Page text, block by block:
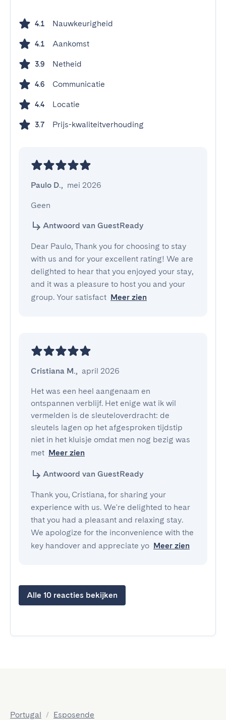
4.1 Nauwkeurigheid
4.1 Aankomst
3.9 Netheid
4.6 Communicatie
4.4 Locatie
3.7 Prijs-kwaliteitverhouding
Paulo D., mei 2026
Geen
Antwoord van GuestReady
Dear Paulo, Thank you for choosing to stay
with us and for your excellent rating! We are
delighted to hear that you enjoyed your stay,
and it was a pleasure to host you and your
group. Your satisfact Meer zien
Cristiana M., april 2026
Het was een heel aangenaam en
ontspannen verblijf. Het enige wat ik wil
vermelden is de sleuteloverdracht: de
sleutels lagen op het afgesproken tijdstip
niet in het kluisje omdat men nog bezig was
met Meer zien
Antwoord van GuestReady
Thank you, Cristiana, for sharing your
experience with us. We're delighted to hear
that you had a pleasant and relaxing stay.
We apologize for the inconvenience with the
key handover and appreciate yo Meer zien
Alle 10 reacties bekijken
Portugal / Esposende